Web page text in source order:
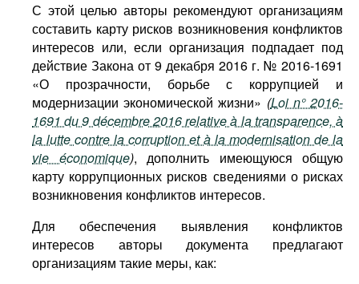
С этой целью авторы рекомендуют организациям
составить карту рисков возникновения конфликтов
интересов или, если организация подпадает под
действие Закона от 9 декабря 2016 г. № 2016-1691
«О прозрачности, борьбе с коррупцией и
модернизации экономической жизни» (Loi n° 2016-
1691 du 9 décembre 2016 relative à la transparence, à
la lutte contre la corruption et à la modernisation de la
vie économique), дополнить имеющуюся общую
карту коррупционных рисков сведениями о рисках
возникновения конфликтов интересов.
Для обеспечения выявления конфликтов
интересов авторы документа предлагают
организациям такие меры, как: